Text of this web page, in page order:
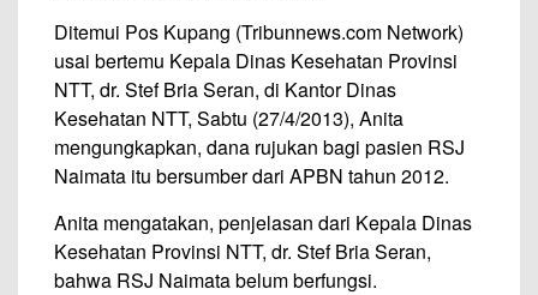
Ditemui Pos Kupang (Tribunnews.com Network)
usai bertemu Kepala Dinas Kesehatan Provinsi
NTT, dr. Stef Bria Seran, di Kantor Dinas
Kesehatan NTT, Sabtu (27/4/2013), Anita
mengungkapkan, dana rujukan bagi pasien RSJ
Naimata itu bersumber dari APBN tahun 2012.
Anita mengatakan, penjelasan dari Kepala Dinas
Kesehatan Provinsi NTT, dr. Stef Bria Seran,
bahwa RSJ Naimata belum berfungsi.